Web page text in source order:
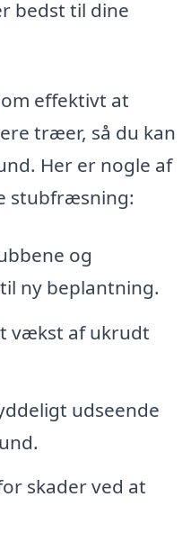
bedst til dine
effektivt at
træer, så du kan
Her er nogle af
stubfræsning:
og
ny beplantning.
vækst af ukrudt
udseende
skader ved at